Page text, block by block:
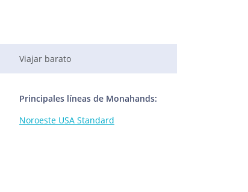
Viajar barato
Principales líneas de Monahands:
Noroeste USA Standard